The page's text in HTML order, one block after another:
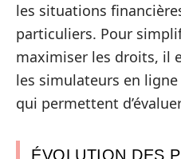
les situations
particuliers. Pour
maximiser les droits, il
les simulateurs en ligne
qui permettent
ÉVOLUTION DES